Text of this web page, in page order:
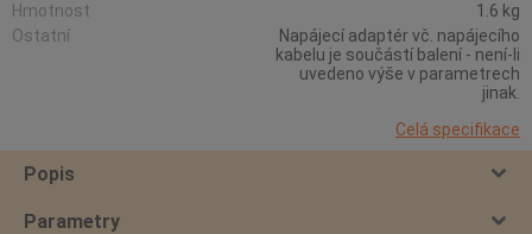
Hmotnost
1.6 kg
Ostatní
Napájecí adaptér vč. napájecího
kabelu je součástí balení - není-li
uvedeno výše v parametrech
jinak.
Celá specifikace
Popis
Parametry